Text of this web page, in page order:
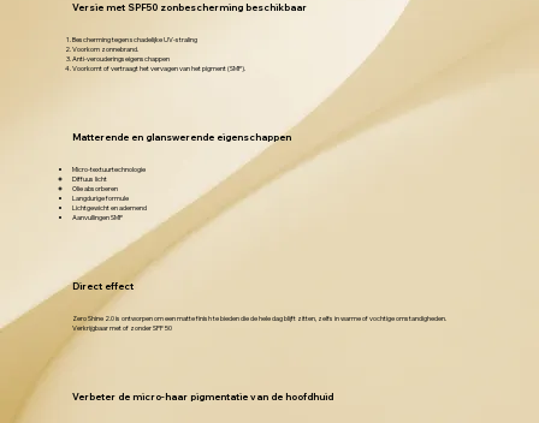
Bescherming tegen schadelijke UV-straling
Voorkom zonnebrand.
Anti-verouderingseigenschappen
Voorkomt of vertraagt het vervagen van het pigment (SMP).
Versie met SPF50 zonbescherming beschikbaar
Micro-textuurtechnologie
Diffuus licht
Olie absorberen
Langdurige formule
Lichtgewicht en ademend
Aanvullingen SMP
Matterende en glanswerende eigenschappen
Zero Shine 2.0 is ontworpen om een matte finish te bieden die de hele dag blijft zitten, zelfs in warme of vochtige omstandigheden.
Verkrijgbaar met of zonder SPF 50
Direct effect
Verbeter de micro-haar pigmentatie van de hoofdhuid